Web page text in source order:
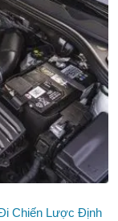
Chiến Lược Định